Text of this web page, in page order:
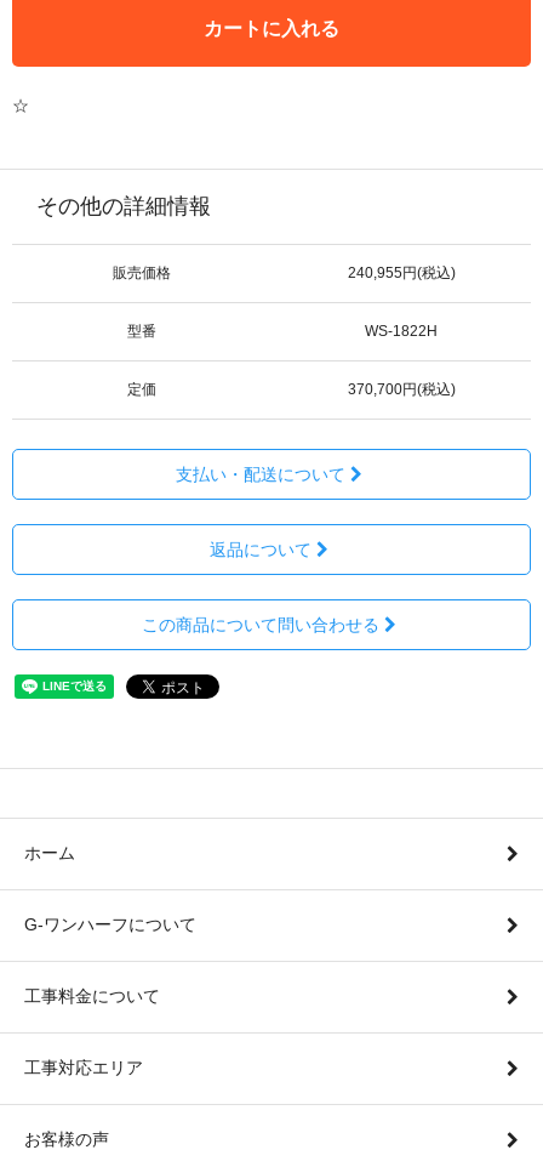
カートに入れる
☆
その他の詳細情報
販売価格 240,955円(税込)
型番 WS-1822H
定価 370,700円(税込)
支払い・配送について
返品について
この商品について問い合わせる
ホーム
G-ワンハーフについて
工事料金について
工事対応エリア
お客様の声